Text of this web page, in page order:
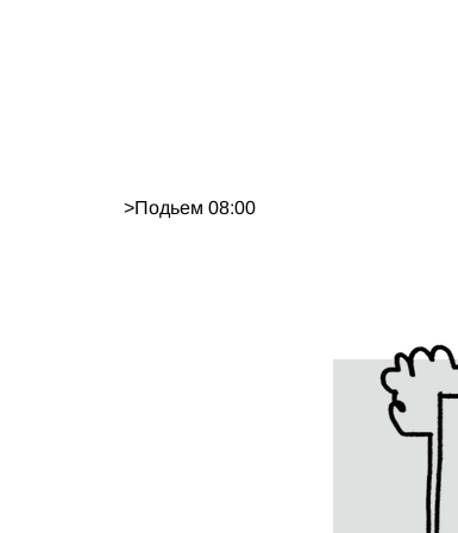
>Подьем 08:00